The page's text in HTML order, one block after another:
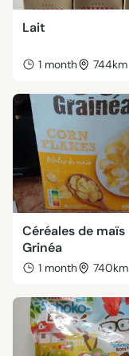
Lait
1 month 744km
Céréales de maïs
Grinéa
1 month 740km